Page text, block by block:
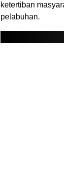
ketertiban
pelabuhan.